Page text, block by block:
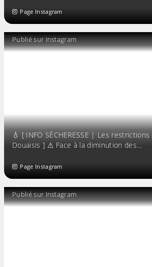
Page Instagram
Publié sur Instagram
💧 [ INFO SÉCHERESSE | Les
Douaisis ] ⚠ Face à la diminution des…
Page Instagram
Publié sur Instagram